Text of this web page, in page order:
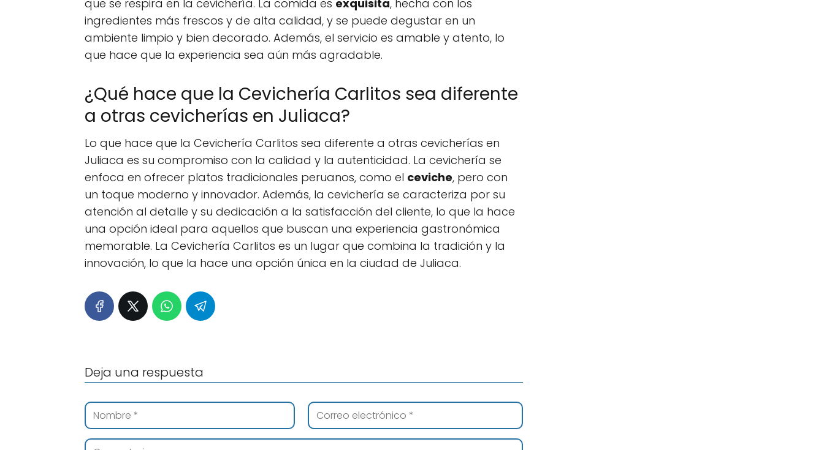
que se respira en la cevichería. La comida es exquisita, hecha con los
ingredientes más frescos y de alta calidad, y se puede degustar en un
ambiente limpio y bien decorado. Además, el servicio es amable y atento, lo
que hace que la experiencia sea aún más agradable.
¿Qué hace que la Cevichería Carlitos sea diferente
a otras cevicherías en Juliaca?
Lo que hace que la Cevichería Carlitos sea diferente a otras cevicherías en
Juliaca es su compromiso con la calidad y la autenticidad. La cevichería se
enfoca en ofrecer platos tradicionales peruanos, como el ceviche, pero con
un toque moderno y innovador. Además, la cevichería se caracteriza por su
atención al detalle y su dedicación a la satisfacción del cliente, lo que la hace
una opción ideal para aquellos que buscan una experiencia gastronómica
memorable. La Cevichería Carlitos es un lugar que combina la tradición y la
innovación, lo que la hace una opción única en la ciudad de Juliaca.
Deja una respuesta